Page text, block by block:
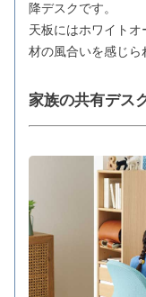
降デスクです。
天板にはホワイト
材の風合いを感じら
家族の共有デス